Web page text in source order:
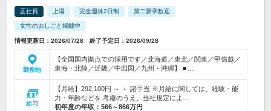
正社員 上場 完全週休2日制 第二新卒歓迎
女性のおしごと掲載中
情報更新日：2026/07/28 終了予定日：2026/09/28
勤務地
【全国国内拠点での採用です／北海道／東北／関東／甲信越／
東海・北陸／近畿／中四国／九州・沖縄】 ■…
給与
【月給】292,100円 ～ ＋ 諸手当 ※月給に関しては、経験・能
力・年齢などを 考慮のうえ、当社規定によ…
初年度の年収： 566～866万円